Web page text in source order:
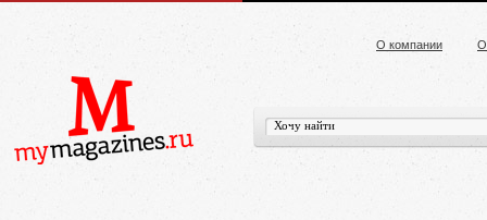
О компании